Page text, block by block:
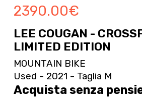
2390.00€
LEE COUGAN -
LIMITED EDITION
MOUNTAIN BIKE
Used - 2021 - Taglia M
Acquista senza